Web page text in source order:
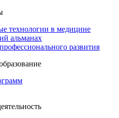
технологии в медицине
альманах
развития